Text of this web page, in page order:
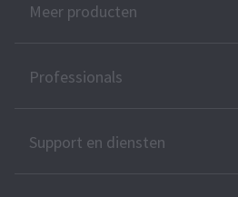
Meer producten
Professionals
Support en diensten